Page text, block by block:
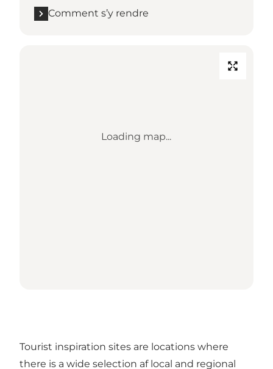
Comment s’y rendre
Loading map...
Tourist inspiration sites are locations where
there is a wide selection af local and regional